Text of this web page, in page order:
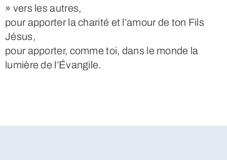
» vers les autres,
pour apporter la charité et l’amour de ton Fils
Jésus,
pour apporter, comme toi, dans le monde la
lumière de l’Évangile.